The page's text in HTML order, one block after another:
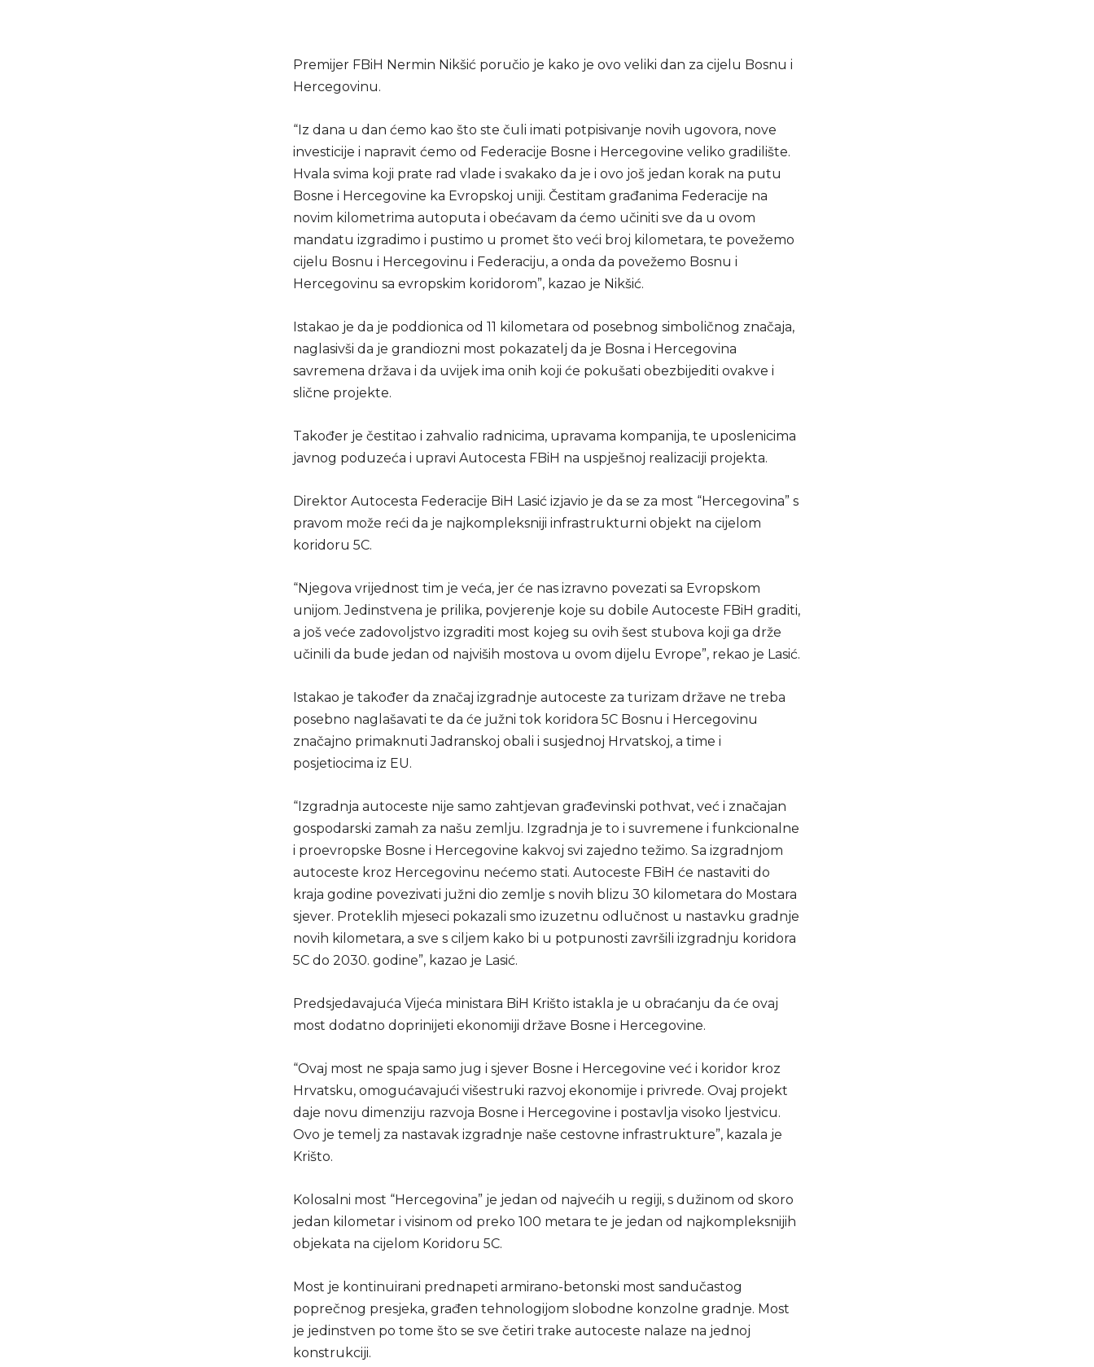
Premijer FBiH Nermin Nikšić poručio je kako je ovo veliki dan za cijelu Bosnu i
Hercegovinu.
“Iz dana u dan ćemo kao što ste čuli imati potpisivanje novih ugovora, nove
investicije i napravit ćemo od Federacije Bosne i Hercegovine veliko gradilište.
Hvala svima koji prate rad vlade i svakako da je i ovo još jedan korak na putu
Bosne i Hercegovine ka Evropskoj uniji. Čestitam građanima Federacije na
novim kilometrima autoputa i obećavam da ćemo učiniti sve da u ovom
mandatu izgradimo i pustimo u promet što veći broj kilometara, te povežemo
cijelu Bosnu i Hercegovinu i Federaciju, a onda da povežemo Bosnu i
Hercegovinu sa evropskim koridorom”, kazao je Nikšić.
Istakao je da je poddionica od 11 kilometara od posebnog simboličnog značaja,
naglasivši da je grandiozni most pokazatelj da je Bosna i Hercegovina
savremena država i da uvijek ima onih koji će pokušati obezbijediti ovakve i
slične projekte.
Također je čestitao i zahvalio radnicima, upravama kompanija, te uposlenicima
javnog poduzeća i upravi Autocesta FBiH na uspješnoj realizaciji projekta.
Direktor Autocesta Federacije BiH Lasić izjavio je da se za most “Hercegovina” s
pravom može reći da je najkompleksniji infrastrukturni objekt na cijelom
koridoru 5C.
“Njegova vrijednost tim je veća, jer će nas izravno povezati sa Evropskom
unijom. Jedinstvena je prilika, povjerenje koje su dobile Autoceste FBiH graditi,
a još veće zadovoljstvo izgraditi most kojeg su ovih šest stubova koji ga drže
učinili da bude jedan od najviših mostova u ovom dijelu Evrope”, rekao je Lasić.
Istakao je također da značaj izgradnje autoceste za turizam države ne treba
posebno naglašavati te da će južni tok koridora 5C Bosnu i Hercegovinu
značajno primaknuti Jadranskoj obali i susjednoj Hrvatskoj, a time i
posjetiocima iz EU.
“Izgradnja autoceste nije samo zahtjevan građevinski pothvat, već i značajan
gospodarski zamah za našu zemlju. Izgradnja je to i suvremene i funkcionalne
i proevropske Bosne i Hercegovine kakvoj svi zajedno težimo. Sa izgradnjom
autoceste kroz Hercegovinu nećemo stati. Autoceste FBiH će nastaviti do
kraja godine povezivati južni dio zemlje s novih blizu 30 kilometara do Mostara
sjever. Proteklih mjeseci pokazali smo izuzetnu odlučnost u nastavku gradnje
novih kilometara, a sve s ciljem kako bi u potpunosti završili izgradnju koridora
5C do 2030. godine”, kazao je Lasić.
Predsjedavajuća Vijeća ministara BiH Krišto istakla je u obraćanju da će ovaj
most dodatno doprinijeti ekonomiji države Bosne i Hercegovine.
“Ovaj most ne spaja samo jug i sjever Bosne i Hercegovine već i koridor kroz
Hrvatsku, omogućavajući višestruki razvoj ekonomije i privrede. Ovaj projekt
daje novu dimenziju razvoja Bosne i Hercegovine i postavlja visoko ljestvicu.
Ovo je temelj za nastavak izgradnje naše cestovne infrastrukture”, kazala je
Krišto.
Kolosalni most “Hercegovina” je jedan od najvećih u regiji, s dužinom od skoro
jedan kilometar i visinom od preko 100 metara te je jedan od najkompleksnijih
objekata na cijelom Koridoru 5C.
Most je kontinuirani prednapeti armirano-betonski most sandučastog
poprečnog presjeka, građen tehnologijom slobodne konzolne gradnje. Most
je jedinstven po tome što se sve četiri trake autoceste nalaze na jednoj
konstrukciji.